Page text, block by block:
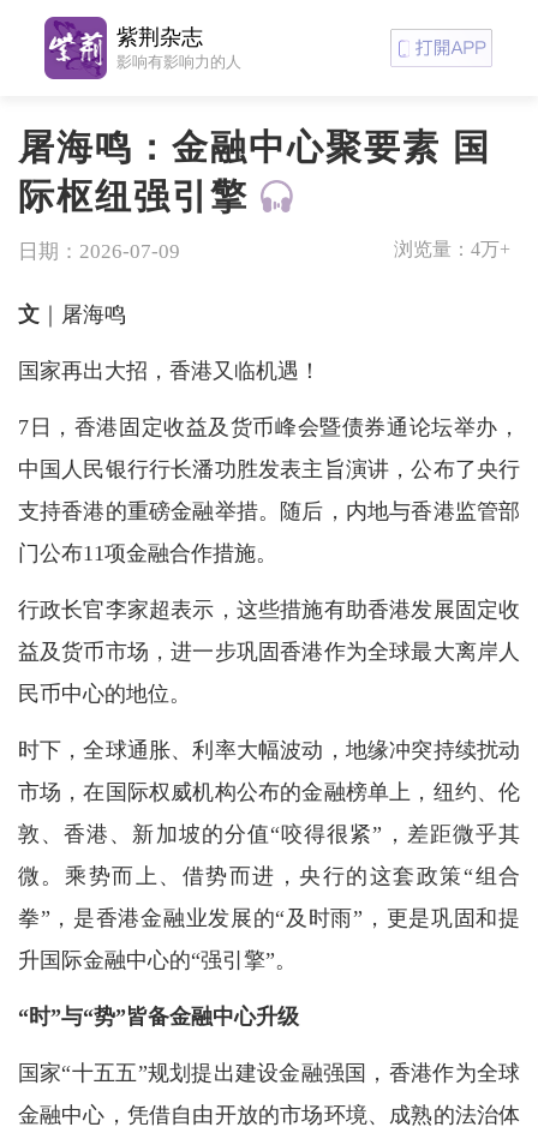
屠海鸣：金融中心聚要素 国
际枢纽强引擎
日期：2026-07-09 浏览量： 4万+
文｜屠海鸣
国家再出大招，香港又临机遇！
7日，香港固定收益及货币峰会暨债券通论坛举办，
中国人民银行行长潘功胜发表主旨演讲，公布了央行
支持香港的重磅金融举措。随后，内地与香港监管部
门公布11项金融合作措施。
行政长官李家超表示，这些措施有助香港发展固定收
益及货币市场，进一步巩固香港作为全球最大离岸人
民币中心的地位。
时下，全球通胀、利率大幅波动，地缘冲突持续扰动
市场，在国际权威机构公布的金融榜单上，纽约、伦
敦、香港、新加坡的分值“咬得很紧”，差距微乎其
微。乘势而上、借势而进，央行的这套政策“组合
拳”，是香港金融业发展的“及时雨”，更是巩固和提
升国际金融中心的“强引擎”。
“时”与“势”皆备金融中心升级
国家“十五五”规划提出建设金融强国，香港作为全球
金融中心，凭借自由开放的市场环境、成熟的法治体
紫荆杂志
影响有影响力的人